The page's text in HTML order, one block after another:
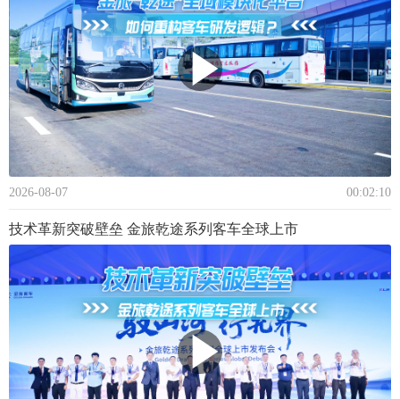
2026-08-07 00:02:10
技术革新突破壁垒 金旅乾途系列客车全球上市